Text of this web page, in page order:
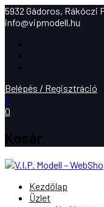
5932 Gádoros, Rákóczi
info@vipmodell.hu
Belépés / Regisztráció
0
0
Kosár
Kezdőlap
Üzlet